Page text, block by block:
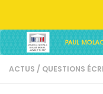
ACTUS / QUESTIONS